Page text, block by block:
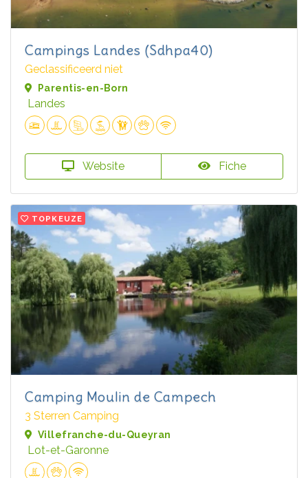
Campings Landes (Sdhpa40)
Geclassificeerd niet
Parentis-en-Born
Landes
Website Fiche
TOPKEUZE
Camping Moulin de Campech
3 Sterren Camping
Villefranche-du-Queyran
Lot-et-Garonne